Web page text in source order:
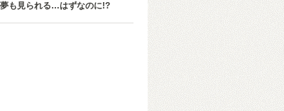
も見られる…はずなのに!?